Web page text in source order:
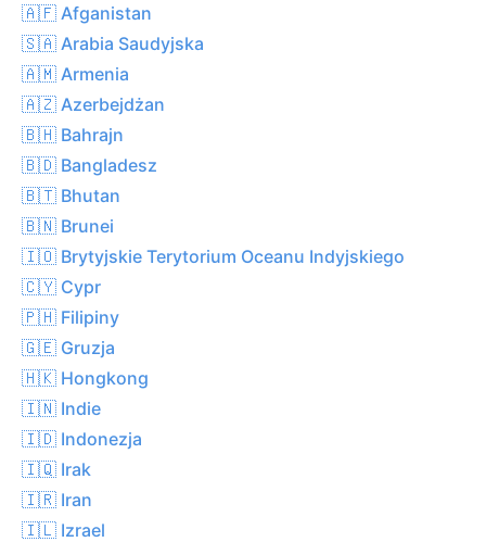
🇦🇫 Afganistan
🇸🇦 Arabia Saudyjska
🇦🇲 Armenia
🇦🇿 Azerbejdżan
🇧🇭 Bahrajn
🇧🇩 Bangladesz
🇧🇹 Bhutan
🇧🇳 Brunei
🇮🇴 Brytyjskie Terytorium Oceanu Indyjskiego
🇨🇾 Cypr
🇵🇭 Filipiny
🇬🇪 Gruzja
🇭🇰 Hongkong
🇮🇳 Indie
🇮🇩 Indonezja
🇮🇶 Irak
🇮🇷 Iran
🇮🇱 Izrael